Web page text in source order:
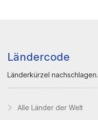
Ländercode
Länderkürzel nachschlagen.
Alle Länder der Welt